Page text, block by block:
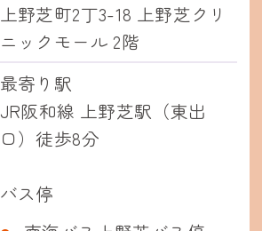
上野芝町2丁3-18 上野芝クリ
ニックモール 2階
最寄り駅
JR阪和線 上野芝駅（東出
口）徒歩8分
バス停